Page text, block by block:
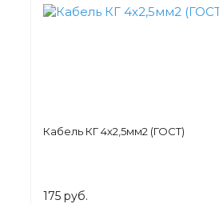
Кабель КГ 4х2,5мм2 (ГОСТ)
175 руб.